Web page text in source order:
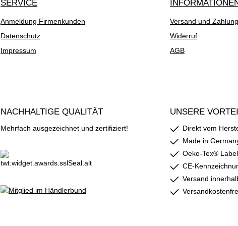
SERVICE
Anmeldung Firmenkunden
Datenschutz
Impressum
Versand und Zahlung
Widerruf
AGB
NACHHALTIGE QUALITÄT
Mehrfach ausgezeichnet und zertifiziert!
UNSERE
Direkt vom
Made in
Oeko-Tex® Label
CE-
Versand